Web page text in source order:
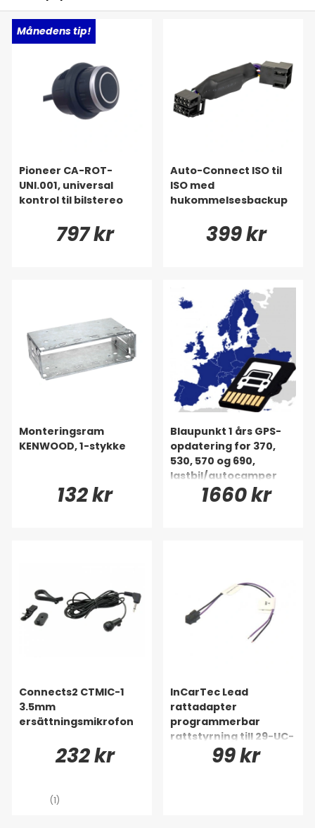
Månedens tip!
Pioneer CA-ROT-
UNI.001, universal
kontrol til bilstereo
797 kr
Auto-Connect ISO til
ISO med
hukommelsesbackup
399 kr
Monteringsram
KENWOOD, 1-stykke
132 kr
Blaupunkt 1 års GPS-
opdatering for 370,
530, 570 og 690,
lastbil/autocamper
Europa1660 kr
Connects2 CTMIC-1
3.5mm
ersättningsmikrofon
232 kr
(1)
InCarTec Lead
rattadapter
programmerbar
rattstyrning till 29-UC-
kablage99 kr